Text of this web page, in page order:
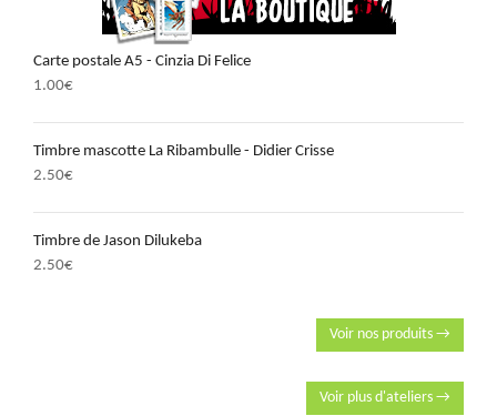
Carte postale A5 - Cinzia Di Felice
1.00€
Timbre mascotte La Ribambulle - Didier Crisse
2.50€
Timbre de Jason Dilukeba
2.50€
Voir nos produits →
Voir plus d'ateliers →